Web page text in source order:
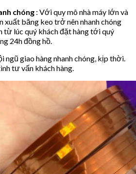
chóng : Với quy mô nhà máy lớn và
xuất băng keo trở nên nhanh chóng
từ lúc quý khách đặt hàng tới quý
24h đồng hồ.
ngũ giao hàng nhanh chóng, kịp thời.
tư vấn khách hàng.